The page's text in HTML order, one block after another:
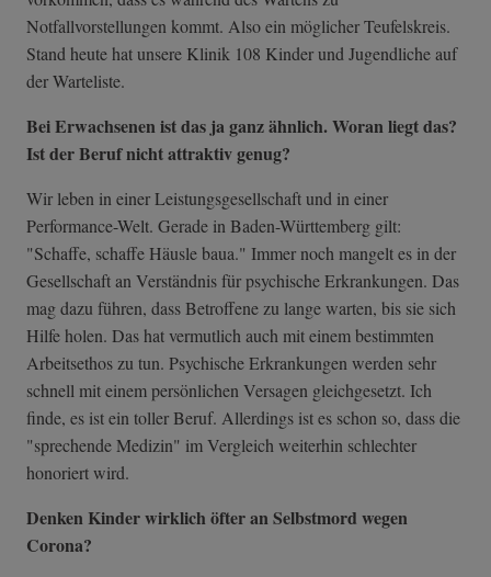
Notfallvorstellungen kommt. Also ein möglicher Teufelskreis.
Stand heute hat unsere Klinik 108 Kinder und Jugendliche auf
der Warteliste.
Bei Erwachsenen ist das ja ganz ähnlich. Woran liegt das?
Ist der Beruf nicht attraktiv genug?
Wir leben in einer Leistungsgesellschaft und in einer
Performance-Welt. Gerade in Baden-Württemberg gilt:
"Schaffe, schaffe Häusle baua." Immer noch mangelt es in der
Gesellschaft an Verständnis für psychische Erkrankungen. Das
mag dazu führen, dass Betroffene zu lange warten, bis sie sich
Hilfe holen. Das hat vermutlich auch mit einem bestimmten
Arbeitsethos zu tun. Psychische Erkrankungen werden sehr
schnell mit einem persönlichen Versagen gleichgesetzt. Ich
finde, es ist ein toller Beruf. Allerdings ist es schon so, dass die
"sprechende Medizin" im Vergleich weiterhin schlechter
honoriert wird.
Denken Kinder wirklich öfter an Selbstmord wegen
Corona?